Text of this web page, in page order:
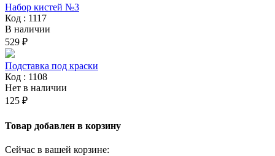
Набор кистей №3
Код : 1117
В наличии
529 ₽
Подставка под краски
Код : 1108
Нет в наличии
125 ₽
Товар добавлен в корзину
Сейчас в вашей корзине: